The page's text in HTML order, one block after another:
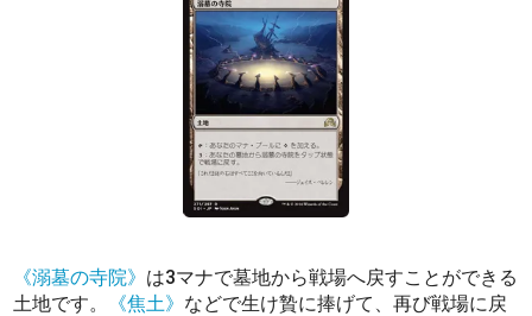
《溺墓の寺院》 は3マナで墓地から戦場へ戻すことができる
土地です。
《焦土》 などで生け贄に捧げて、再び戦場に戻